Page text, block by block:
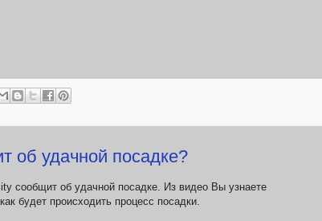
об удачной посадке?
сообщит об удачной посадке. Из видео Вы узнаете
будет происходить процесс посадки.